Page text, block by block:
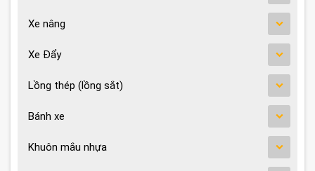
Xe nâng
Xe Đẩy
Lồng thép (lồng sắt)
Bánh xe
Khuôn mắu nhựa